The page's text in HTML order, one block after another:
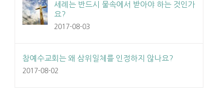
세례는 반드시 물속에서 받아야 하는 것인가
요?
2017-08-03
참예수교회는 왜 삼위일체를 인정하지 않나요?
2017-08-02